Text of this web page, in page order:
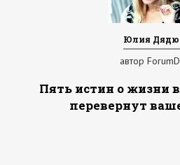
Юлия
автор
Пять истин о жизни
перевернут